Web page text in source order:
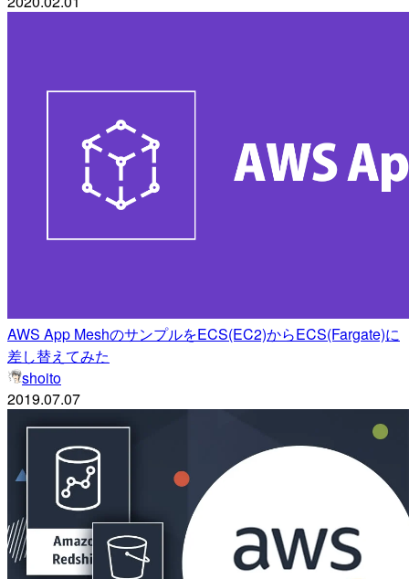
AWS App MeshのサンプルをECS(EC2)からECS(Fargate)に
差し替えてみた
shoito
2019.07.07